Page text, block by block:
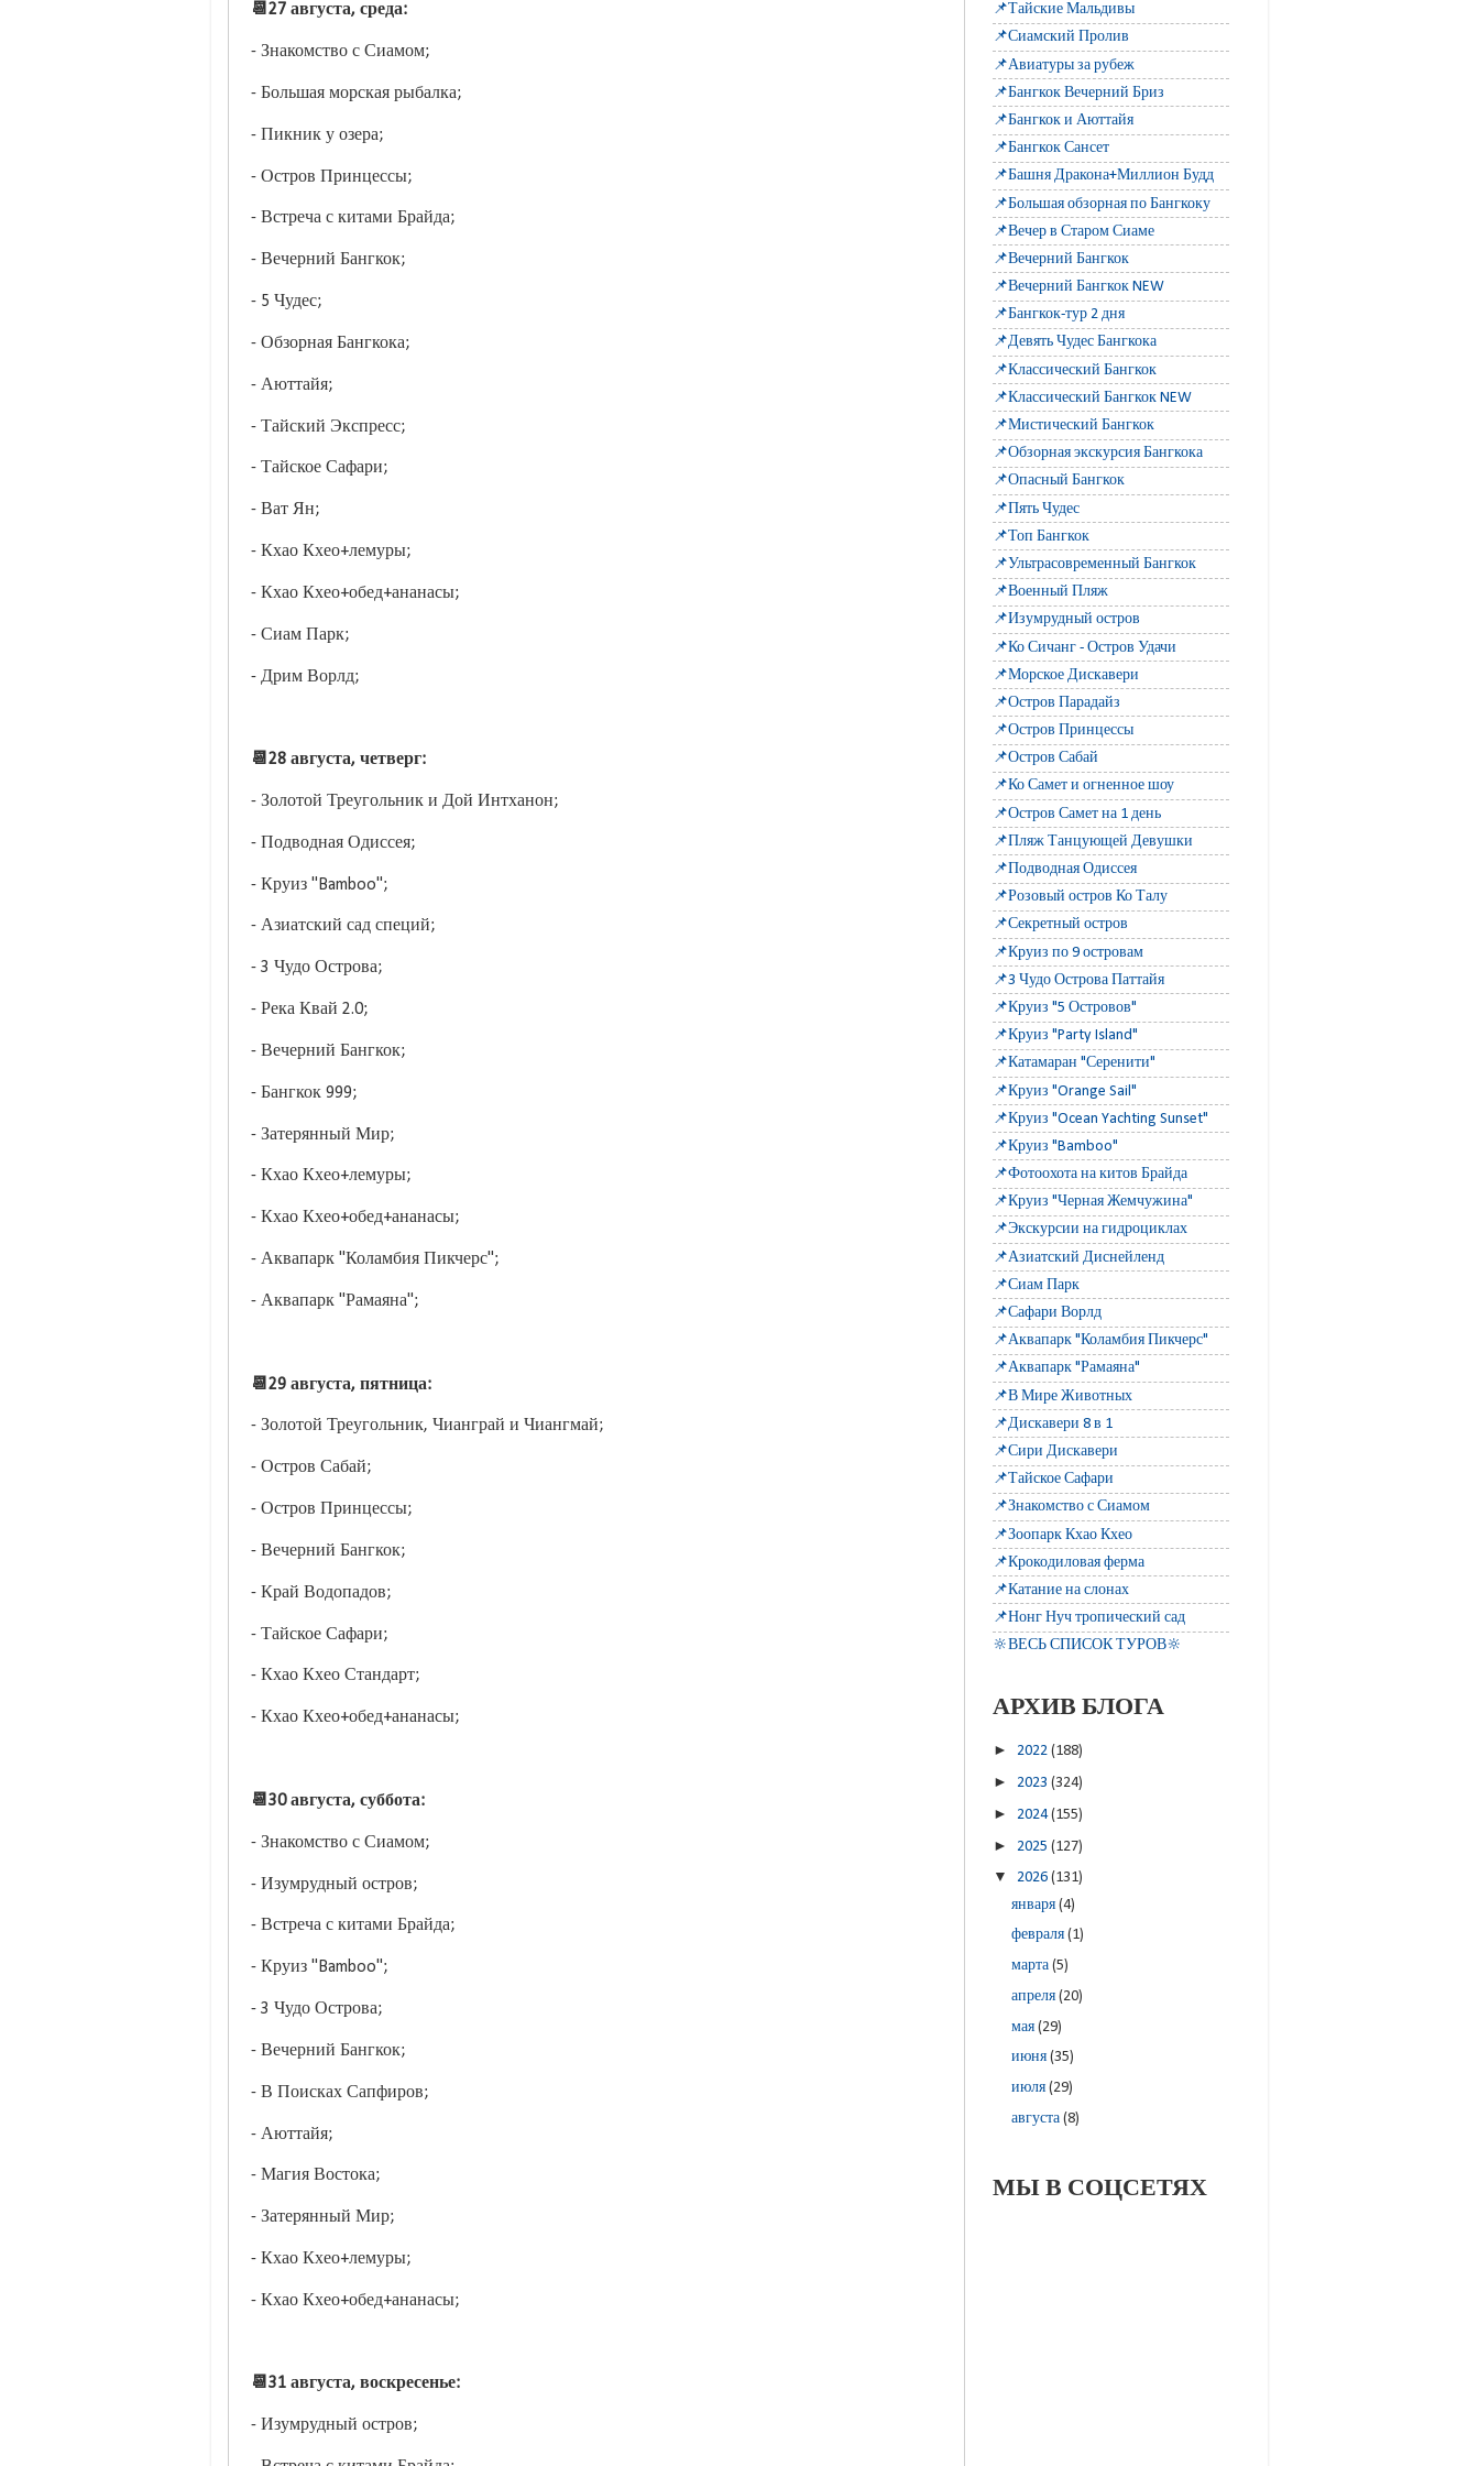
📆27 августа, среда:
- Знакомство с Сиамом;
- Большая морская рыбалка;
- Пикник у озера;
- Остров Принцессы;
- Встреча с китами Брайда;
- Вечерний Бангкок;
- 5 Чудес;
- Обзорная Бангкока;
- Аюттайя;
- Тайский Экспресс;
- Тайское Сафари;
- Ват Ян;
- Кхао Кхео+лемуры;
- Кхао Кхео+обед+ананасы;
- Сиам Парк;
- Дрим Ворлд;
📆28 августа, четверг:
- Золотой Треугольник и Дой Интханон;
- Подводная Одиссея;
- Круиз "Bamboo";
- Азиатский сад специй;
- 3 Чудо Острова;
- Река Квай 2.0;
- Вечерний Бангкок;
- Бангкок 999;
- Затерянный Мир;
- Кхао Кхео+лемуры;
- Кхао Кхео+обед+ананасы;
- Аквапарк "Коламбия Пикчерс";
- Аквапарк "Рамаяна";
📆29 августа, пятница:
- Золотой Треугольник, Чианграй и Чиангмай;
- Остров Сабай;
- Остров Принцессы;
- Вечерний Бангкок;
- Край Водопадов;
- Тайское Сафари;
- Кхао Кхео Стандарт;
- Кхао Кхео+обед+ананасы;
📆30 августа, суббота:
- Знакомство с Сиамом;
- Изумрудный остров;
- Встреча с китами Брайда;
- Круиз "Bamboo";
- 3 Чудо Острова;
- Вечерний Бангкок;
- В Поисках Сапфиров;
- Аюттайя;
- Магия Востока;
- Затерянный Мир;
- Кхао Кхео+лемуры;
- Кхао Кхео+обед+ананасы;
📆31 августа, воскресенье:
- Изумрудный остров;
📌Тайские Мальдивы
📌Сиамский Пролив
📌Авиатуры за рубеж
📌Бангкок Вечерний Бриз
📌Бангкок и Аюттайя
📌Бангкок Сансет
📌Башня Дракона+Миллион Будд
📌Большая обзорная по Бангкоку
📌Вечер в Старом Сиаме
📌Вечерний Бангкок
📌Вечерний Бангкок NEW
📌Бангкок-тур 2 дня
📌Девять Чудес Бангкока
📌Классический Бангкок
📌Классический Бангкок NEW
📌Мистический Бангкок
📌Обзорная экскурсия Бангкока
📌Опасный Бангкок
📌Пять Чудес
📌Топ Бангкок
📌Ультрасовременный Бангкок
📌Военный Пляж
📌Изумрудный остров
📌Ко Сичанг - Остров Удачи
📌Морское Дискавери
📌Остров Парадайз
📌Остров Принцессы
📌Остров Сабай
📌Ко Самет и огненное шоу
📌Остров Самет на 1 день
📌Пляж Танцующей Девушки
📌Подводная Одиссея
📌Розовый остров Ко Талу
📌Секретный остров
📌Круиз по 9 островам
📌3 Чудо Острова Паттайя
📌Круиз "5 Островов"
📌Круиз "Party Island"
📌Катамаран "Серенити"
📌Круиз "Orange Sail"
📌Круиз "Ocean Yachting Sunset"
📌Круиз "Bamboo"
📌Фотоохота на китов Брайда
📌Круиз "Черная Жемчужина"
📌Экскурсии на гидроциклах
📌Азиатский Диснейленд
📌Сиам Парк
📌Сафари Ворлд
📌Аквапарк "Коламбия Пикчерс"
📌Аквапарк "Рамаяна"
📌В Мире Животных
📌Дискавери 8 в 1
📌Сири Дискавери
📌Тайское Сафари
📌Знакомство с Сиамом
📌Зоопарк Кхао Кхео
📌Крокодиловая ферма
📌Катание на слонах
📌Нонг Нуч тропический сад
🔆ВЕСЬ СПИСОК ТУРОВ🔆
АРХИВ БЛОГА
► 2022 (188)
► 2023 (324)
► 2024(155)
► 2025 (127)
▼ 2026 (131)
января(4)
февраля(1)
марта(5)
апреля(20)
мая(29)
июня(35)
июля(29)
августа(8)
МЫ В СОЦСЕТЯХ